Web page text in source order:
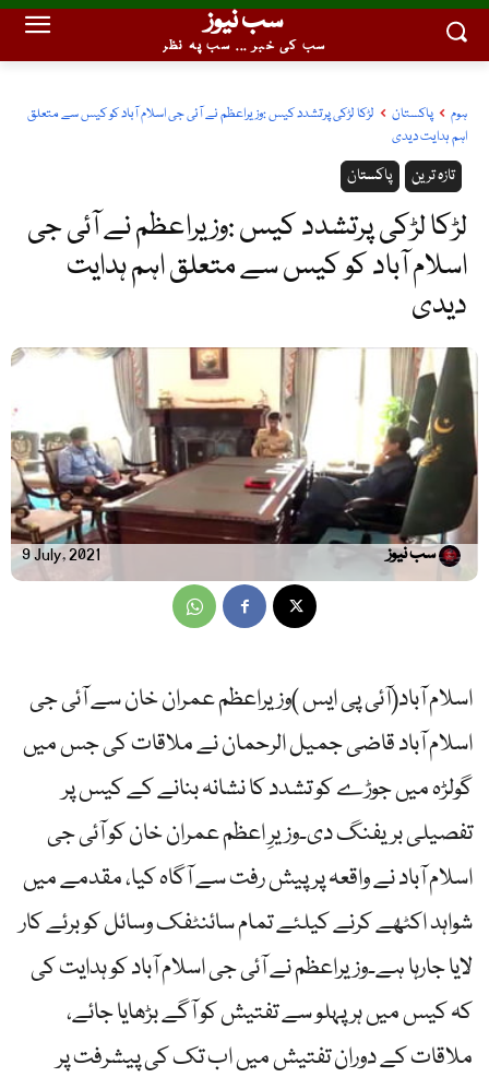
سب نیوز
سب کی خبر ... سب پہ نظر
ہوم پاکستان
لڑکا لڑکی پرتشدد کیس :وزیراعظم نے آئی جی اسلام آباد کو کیس سے متعلق
اہم ہدایت دیدی
پاکستان تازہ ترین
لڑکا لڑکی پرتشدد کیس :وزیراعظم نے آئی جی
اسلام آباد کو کیس سے متعلق اہم ہدایت
دیدی
9 July, 2021 سب نیوز
اسلام آباد(آئی پی ایس )وزیراعظم عمران خان سے آئی جی
اسلام آباد قاضی جمیل الرحمان نے ملاقات کی جس میں
گولڑہ میں جوڑے کو تشدد کا نشانہ بنانے کے کیس پر
تفصیلی بریفنگ دی۔وزیرِ اعظم عمران خان کو آئی جی
اسلام آباد نے واقعہ پر پیش رفت سے آگاہ کیا، مقدمے میں
شواہد اکٹھے کرنے کیلئے تمام سائنٹفک وسائل کو برئے کار
لایا جارہا ہے۔وزیراعظم نے آئی جی اسلام آباد کو ہدایت کی
کہ کیس میں ہر پہلو سے تفتیش کو آگے بڑھایا جائے،
ملاقات کے دوران تفتیش میں اب تک کی پیشرفت پر